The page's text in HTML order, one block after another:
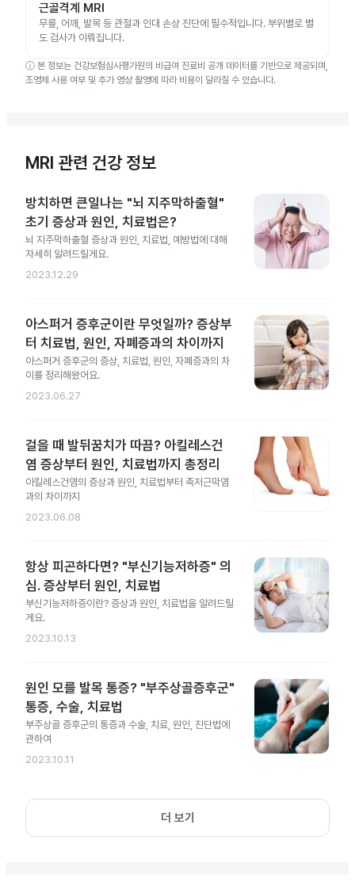
근골격계 MRI
무릎, 어깨, 발목 등 관절과 인대 손상 진단에 필수적입니다. 부위별로 별
도 검사가 이뤄집니다.
ⓘ 본 정보는 건강보험심사평가원의 비급여 진료비 공개 데이터를 기반으로 제공되며,
조영제 사용 여부 및 추가 영상 촬영에 따라 비용이 달라질 수 있습니다.
MRI 관련 건강 정보
방치하면 큰일나는 "뇌 지주막하출혈"
초기 증상과 원인, 치료법은?
뇌 지주막하출혈 증상과 원인, 치료법, 예방법에 대해
자세히 알려드릴게요.
2023.12.29
아스퍼거 증후군이란 무엇일까? 증상부
터 치료법, 원인, 자폐증과의 차이까지
아스퍼거 증후군의 증상, 치료법, 원인, 자폐증과의 차
이를 정리해왔어요.
2023.06.27
걸을 때 발뒤꿈치가 따끔? 아킬레스건
염 증상부터 원인, 치료법까지 총정리
아킬레스건염의 증상과 원인, 치료법부터 족저근막염
과의 차이까지
2023.06.08
항상 피곤하다면? "부신기능저하증" 의
심. 증상부터 원인, 치료법
부신기능저하증이란? 증상과 원인, 치료법을 알려드릴
게요.
2023.10.13
원인 모를 발목 통증? "부주상골증후군"
통증, 수술, 치료법
부주상골 증후군의 통증과 수술, 치료, 원인, 진단법에
관하여
2023.10.11
더 보기